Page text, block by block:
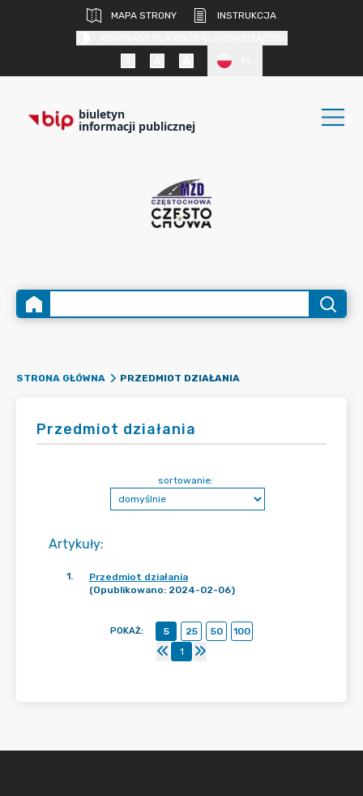
MAPA STRONY
INSTRUKCJA
biuletyn
informacji publicznej
STRONA GŁÓWNA PRZEDMIOT DZIAŁANIA
Przedmiot działania
Artykuły:
sortowanie:
1.
Przedmiot działania
(Opublikowano: 2024-02-06)
POKAŻ: 5 25 50
100
1